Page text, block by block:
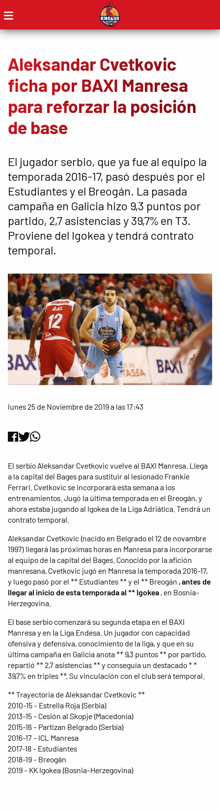
Aleksandar Cvetkovic
ficha por BAXI Manresa
para reforzar la posición
de base
El jugador serbio, que ya fue al equipo la
temporada 2016-17, pasó después por el
Estudiantes y el Breogán. La pasada
campaña en Galicia hizo 9,3 puntos por
partido, 2,7 asistencias y 39,7% en T3.
Proviene del Igokea y tendrá contrato
temporal.
lunes 25 de Noviembre de 2019 a las 17:43
El serbio Aleksandar Cvetkovic vuelve al BAXI Manresa. Llega
a la capital del Bages para sustituir al lesionado Frankie
Ferrari. Cvetkovic se incorporará esta semana a los
entrenamientos. Jugó la última temporada en el Breogán, y
ahora estaba jugando al Igokea de la Liga Adriática. Tendrá un
contrato temporal.
Aleksandar Cvetkovic (nacido en Belgrado el 12 de novambre
1997) llegará las próximas horas en Manresa para incorporarse
al equipo de la capital del Bages. Conocido por la afición
manresana, Cvetkovic jugó en Manresa la temporada 2016-17,
y luego pasó por el ** Estudiantes ** y el ** Breogán , antes de
llegar al inicio de esta temporada al ** Igokea , en Bosnia-
Herzegovina.
El base serbio comenzará su segunda etapa en el BAXI
Manresa y en la Liga Endesa. Un jugador con capacidad
ofensiva y defensiva, conocimiento de la liga, y que en su
última campaña en Galicia anota ** 9,3 puntos ** por partido,
repartió ** 2,7 asistencias ** y conseguía un destacado * *
39,7% en triples **. Su vinculación con el club será temporal.
** Trayectoria de Aleksandar Cvetkovic **
2010-15 - Estrella Roja (Serbia)
2013-15 - Cesión al Skopje (Macedonia)
2015-16 - Partizan Belgrado (Serbia)
2016-17 - ICL Manresa
2017-18 - Estudiantes
2018-19 - Breogán
2019 - KK Igokea (Bosnia-Herzegovina)